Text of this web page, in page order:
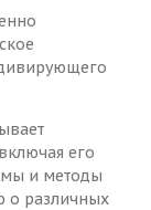
его
и методы
о различных